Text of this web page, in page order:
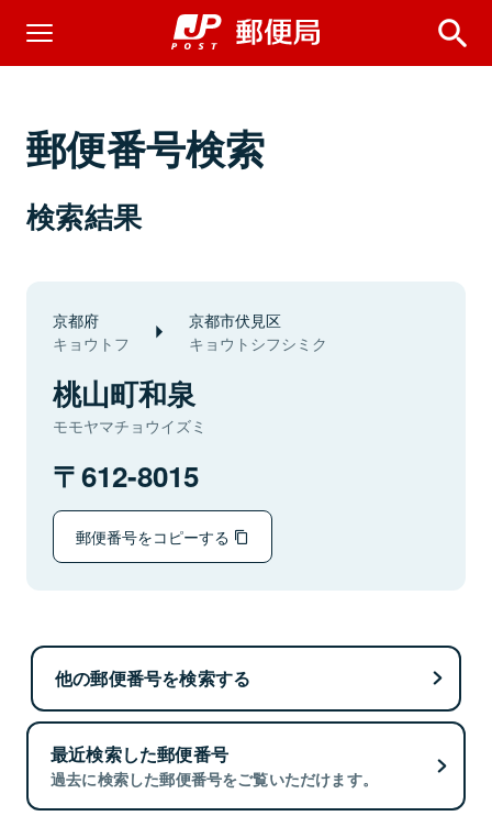
郵便番号検索
検索結果
京都府
キョウトフ
京都市伏見区
キョウトシフシミク
桃山町和泉
モモヤマチョウイズミ
612-8015
郵便番号をコピーする
他の郵便番号を検索する
最近検索した郵便番号
過去に検索した郵便番号をご覧いただけます。